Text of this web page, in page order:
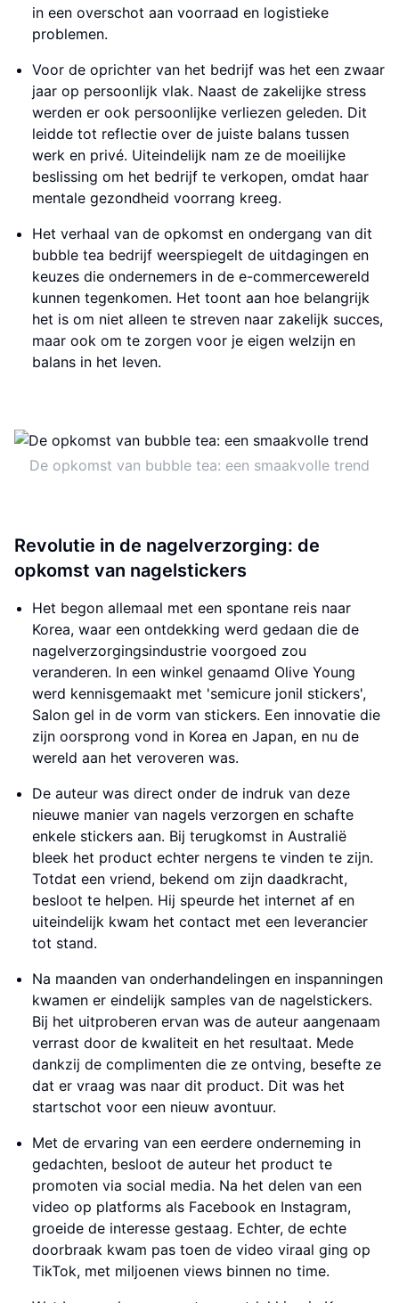
in een overschot aan voorraad en logistieke
problemen.
Voor de oprichter van het bedrijf was het een zwaar
jaar op persoonlijk vlak. Naast de zakelijke stress
werden er ook persoonlijke verliezen geleden. Dit
leidde tot reflectie over de juiste balans tussen
werk en privé. Uiteindelijk nam ze de moeilijke
beslissing om het bedrijf te verkopen, omdat haar
mentale gezondheid voorrang kreeg.
Het verhaal van de opkomst en ondergang van dit
bubble tea bedrijf weerspiegelt de uitdagingen en
keuzes die ondernemers in de e-commercewereld
kunnen tegenkomen. Het toont aan hoe belangrijk
het is om niet alleen te streven naar zakelijk succes,
maar ook om te zorgen voor je eigen welzijn en
balans in het leven.
De opkomst van bubble tea: een smaakvolle trend
Revolutie in de nagelverzorging: de
opkomst van nagelstickers
Het begon allemaal met een spontane reis naar
Korea, waar een ontdekking werd gedaan die de
nagelverzorgingsindustrie voorgoed zou
veranderen. In een winkel genaamd Olive Young
werd kennisgemaakt met 'semicure jonil stickers',
Salon gel in de vorm van stickers. Een innovatie die
zijn oorsprong vond in Korea en Japan, en nu de
wereld aan het veroveren was.
De auteur was direct onder de indruk van deze
nieuwe manier van nagels verzorgen en schafte
enkele stickers aan. Bij terugkomst in Australië
bleek het product echter nergens te vinden te zijn.
Totdat een vriend, bekend om zijn daadkracht,
besloot te helpen. Hij speurde het internet af en
uiteindelijk kwam het contact met een leverancier
tot stand.
Na maanden van onderhandelingen en inspanningen
kwamen er eindelijk samples van de nagelstickers.
Bij het uitproberen ervan was de auteur aangenaam
verrast door de kwaliteit en het resultaat. Mede
dankzij de complimenten die ze ontving, besefte ze
dat er vraag was naar dit product. Dit was het
startschot voor een nieuw avontuur.
Met de ervaring van een eerdere onderneming in
gedachten, besloot de auteur het product te
promoten via social media. Na het delen van een
video op platforms als Facebook en Instagram,
groeide de interesse gestaag. Echter, de echte
doorbraak kwam pas toen de video viraal ging op
TikTok, met miljoenen views binnen no time.